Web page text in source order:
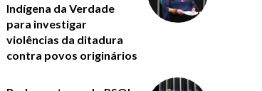
Indígena da Verdade
para investigar
violências da ditadura
contra povos originários